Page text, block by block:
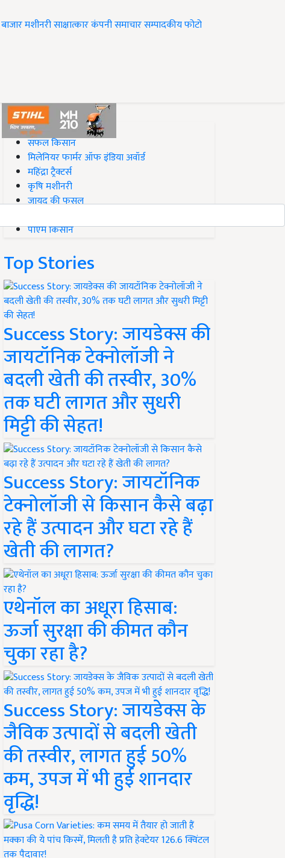
बाजारमशीनरीसाक्षात्कारकंपनी समाचारसम्पादकीयफोटो
#Top on Krishi Jagran
सफल किसान
मिलेनियर फार्मर ऑफ इंडिया अवॉर्ड
महिंद्रा ट्रैक्टर्स
कृषि मशीनरी
जायद की फसल
पीएम किसान
Top Stories
Success Story: जायडेक्स की
जायटॉनिक टेक्नोलॉजी ने
बदली खेती की तस्वीर, 30%
तक घटी लागत और सुधरी
मिट्टी की सेहत!
Success Story: जायटॉनिक
टेक्नोलॉजी से किसान कैसे बढ़ा
रहे हैं उत्पादन और घटा रहे हैं
खेती की लागत?
एथेनॉल का अधूरा हिसाब:
ऊर्जा सुरक्षा की कीमत कौन
चुका रहा है?
Success Story: जायडेक्स के
जैविक उत्पादों से बदली खेती
की तस्वीर, लागत हुई 50%
कम, उपज में भी हुई शानदार
वृद्धि!